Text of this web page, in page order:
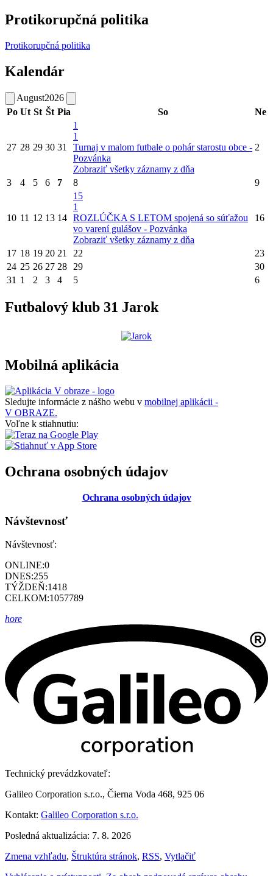
Protikorupčná politika
Protikorupčná politika
Kalendár
August2026
Po Ut St Št Pia So Ne
27 28 29 30 31
1
1
Turnaj v malom futbale o pohár starostu obce -
Pozvánka
Zobraziť všetky záznamy z dňa
2
3 4 5 6 7 8 9
10 11 12 13 14
15
1
ROZLÚČKA S LETOM spojená so súťažou
vo varení gulášov - Pozvánka
Zobraziť všetky záznamy z dňa
16
17 18 19 20 21 22
23
24 25 26 27 28 29
30
31 1 2 3 4 5 6
Futbalový klub 31 Jarok
Mobilná aplikácia
Sledujte informácie z nášho webu v mobilnej aplikácii -
V OBRAZE.
Voľne k stiahnutiu:
Ochrana osobných údajov
Ochrana osobných údajov
Návštevnosť
Návštevnosť:
ONLINE:0
DNES:255
TÝŽDEŇ:1418
CELKOM:1057789
hore
Technický prevádzkovateľ:
Galileo Corporation s.r.o., Čierna Voda 468, 925 06
Kontakt: Galileo Corporation s.r.o.
Posledná aktualizácia: 7. 8. 2026
Zmena vzhľadu, Štruktúra stránok, RSS, Vytlačiť